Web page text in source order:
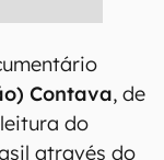
Contava, de
do
através do